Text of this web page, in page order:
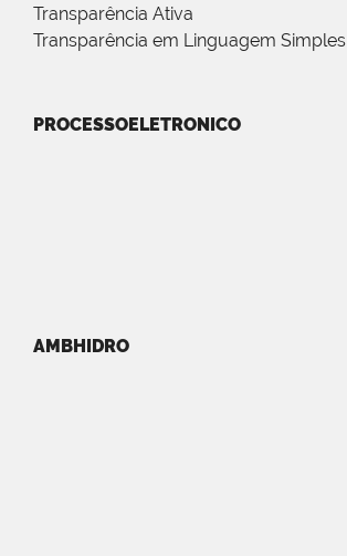
Transparência Ativa
Transparência em Linguagem Simples
PROCESSOELETRONICO
AMBHIDRO